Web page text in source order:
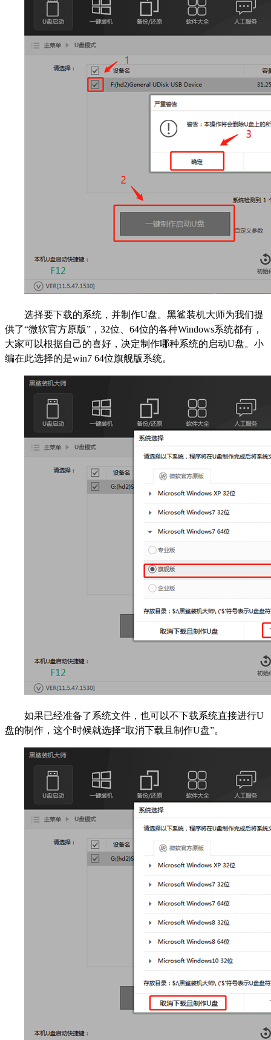
选择要下载的系统，并制作U盘。黑鲨装机大师为我们提
供了“微软官方原版”，32位、64位的各种Windows系统都有，
大家可以根据自己的喜好，决定制作哪种系统的启动U盘。小
编在此选择的是win7 64位旗舰版系统。
如果已经准备了系统文件，也可以不下载系统直接进行U
盘的制作，这个时候就选择“取消下载且制作U盘”。